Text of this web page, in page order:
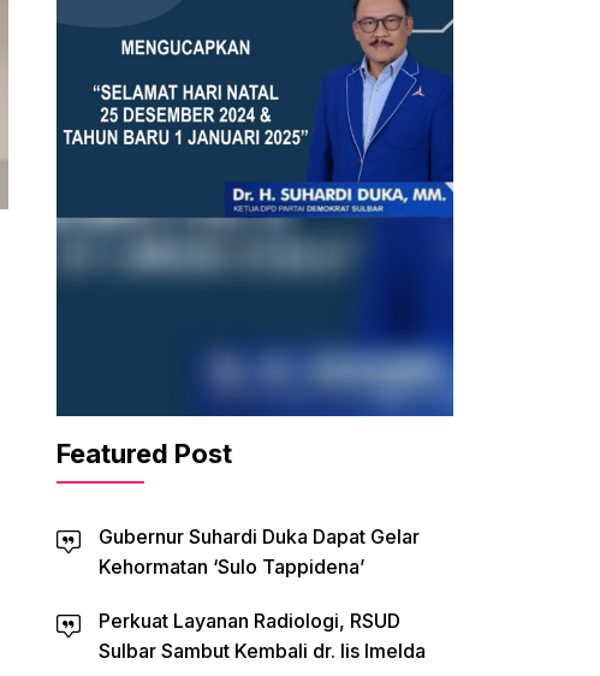
Featured Post
Gubernur Suhardi Duka Dapat Gelar
Kehormatan ‘Sulo Tappidena’
Perkuat Layanan Radiologi, RSUD
Sulbar Sambut Kembali dr. Iis Imelda